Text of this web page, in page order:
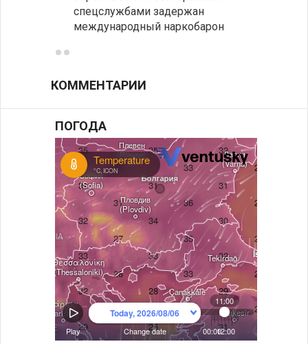
спецслужбами задержан
международный наркобарон
КОММЕНТАРИИ
ПОГОДА